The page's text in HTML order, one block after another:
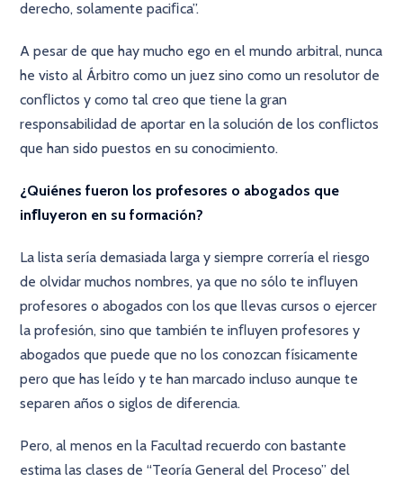
derecho, solamente paciﬁca”.
A pesar de que hay mucho ego en el mundo arbitral, nunca
he visto al Árbitro como un juez sino como un resolutor de
conﬂictos y como tal creo que tiene la gran
responsabilidad de aportar en la solución de los conﬂictos
que han sido puestos en su conocimiento.
¿Quiénes fueron los profesores o abogados que
inﬂuyeron en su formación?
La lista sería demasiada larga y siempre correría el riesgo
de olvidar muchos nombres, ya que no sólo te inﬂuyen
profesores o abogados con los que llevas cursos o ejercer
la profesión, sino que también te inﬂuyen profesores y
abogados que puede que no los conozcan físicamente
pero que has leído y te han marcado incluso aunque te
separen años o siglos de diferencia.
Pero, al menos en la Facultad recuerdo con bastante
estima las clases de “Teoría General del Proceso” del